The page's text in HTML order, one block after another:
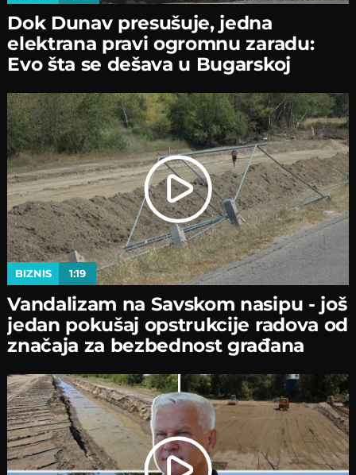
Dok Dunav presušuje, jedna
elektrana pravi ogromnu zaradu:
Evo šta se dešava u Bugarskoj
BIZNIS 1:19
Vandalizam na Savskom nasipu - јoš
јedan pokušaј opstrukciјe radova od
značaјa za bezbednost građana